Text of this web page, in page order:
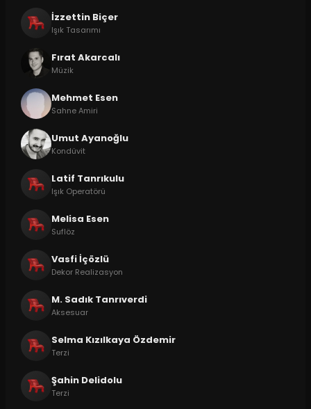
İzzettin Biçer
Işık Tasarımı
Fırat Akarcalı
Müzik
Mehmet Esen
Sahne Amiri
Umut Ayanoğlu
Kondüvit
Latif Tanrıkulu
Işık Operatörü
Melisa Esen
Suflöz
Vasfi İçözlü
Dekor Realizasyon
M. Sadık Tanrıverdi
Aksesuar
Selma Kızılkaya Özdemir
Terzi
Şahin Delidolu
Terzi